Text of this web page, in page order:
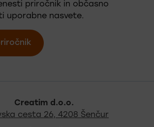
priročnik in občasno
uporabne nasvete.
- hitre
Creatim d.o.o.
cesta 26, 4208 Šenčur